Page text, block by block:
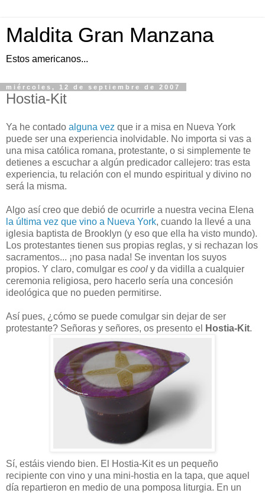
Maldita Gran Manzana
Estos americanos...
miércoles, 12 de septiembre de 2007
Hostia-Kit
Ya he contado alguna vez que ir a misa en Nueva York
puede ser una experiencia inolvidable. No importa si vas a
una misa católica romana, protestante, o si simplemente te
detienes a escuchar a algún predicador callejero: tras esta
experiencia, tu relación con el mundo espiritual y divino no
será la misma.
Algo así creo que debió de ocurrirle a nuestra vecina Elena
la última vez que vino a Nueva York, cuando la llevé a una
iglesia baptista de Brooklyn (y eso que ella ha visto mundo).
Los protestantes tienen sus propias reglas, y si rechazan los
sacramentos... ¡no pasa nada! Se inventan los suyos
propios. Y claro, comulgar es cool y da vidilla a cualquier
ceremonia religiosa, pero hacerlo sería una concesión
ideológica que no pueden permitirse.
Así pues, ¿cómo se puede comulgar sin dejar de ser
protestante? Señoras y señores, os presento el
Hostia-Kit.
Sí, estáis viendo bien. El Hostia-Kit es un pequeño
recipiente con vino y una mini-hostia en la tapa, que aquel
día repartieron en medio de una pomposa liturgia. En un